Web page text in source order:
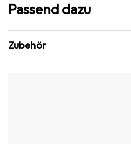
Passend dazu
Zubehör